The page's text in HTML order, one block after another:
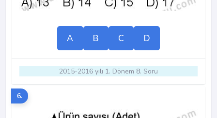
A B C D
2015-2016 yılı 1. Dönem 8. Soru
6.